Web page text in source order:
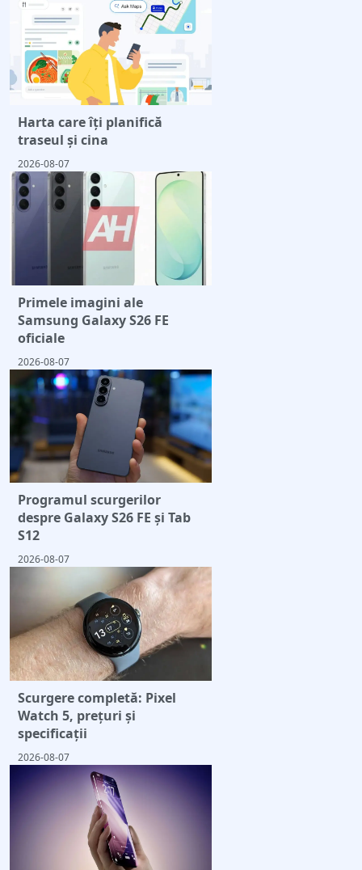
Harta care îți planifică
traseul și cina
2026-08-07
Primele imagini ale
Samsung Galaxy S26 FE
oficiale
2026-08-07
Programul scurgerilor
despre Galaxy S26 FE și Tab
S12
2026-08-07
Scurgere completă: Pixel
Watch 5, prețuri și
specificații
2026-08-07